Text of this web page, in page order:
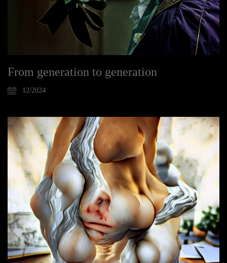
From generation to generation
12/2024